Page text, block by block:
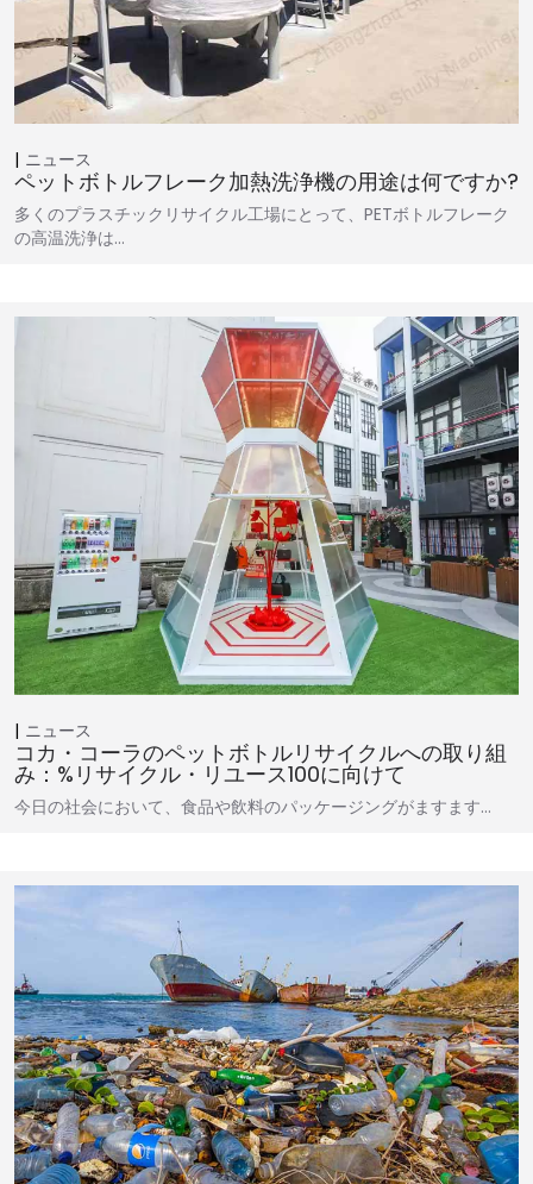
ニュース
ペットボトルフレーク加熱洗浄機の用途は何ですか?
多くのプラスチックリサイクル工場にとって、PETボトルフレーク
の高温洗浄は…
ニュース
コカ・コーラのペットボトルリサイクルへの取り組
み：%リサイクル・リユース100に向けて
今日の社会において、食品や飲料のパッケージングがますます…